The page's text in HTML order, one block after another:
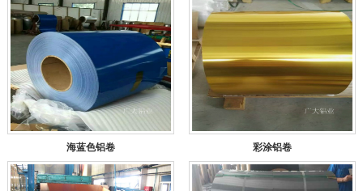
海蓝色铝卷 彩涂铝卷